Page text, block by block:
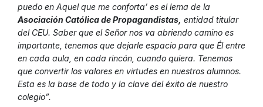
puedo en Aquel que me conforta’ es el lema de la
Asociación Católica de Propagandistas, entidad titular
del CEU. Saber que el Señor nos va abriendo camino es
importante, tenemos que dejarle espacio para que Él entre
en cada aula, en cada rincón, cuando quiera. Tenemos
que convertir los valores en virtudes en nuestros alumnos.
Esta es la base de todo y la clave del éxito de nuestro
colegio”.